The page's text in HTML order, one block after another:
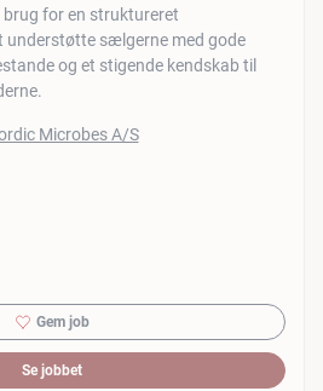
for en struktureret
understøtte sælgerne med gode
og et stigende kendskab til
Gem job
Se jobbet